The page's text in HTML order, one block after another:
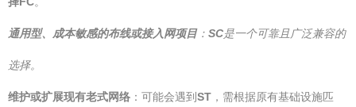
通用型、成本敏感的布线或接入网项目： SC是一个可靠且广泛兼容的
选择。
维护或扩展现有老式网络 ：可能会遇到 ST ，需根据原有基础设施匹